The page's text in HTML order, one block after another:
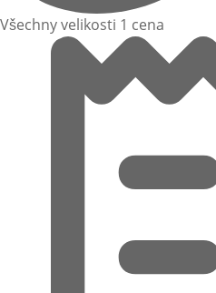
Všechny velikosti 1 cena